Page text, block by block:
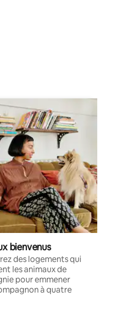
bienvenus
des logements qui
les animaux de
pour emmener
à quatre